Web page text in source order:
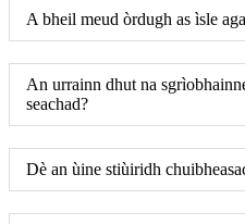
A bheil meud òrdugh as ìsle
An urrainn dhut na
seachad?
Dè an ùine stiùiridh